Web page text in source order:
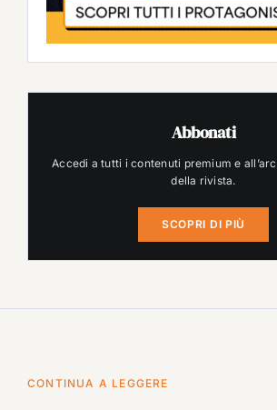
Abbonati
Accedi a tutti i contenuti premium e
della rivista.
SCOPRI DI PIÙ
CONTINUA A LEGGERE